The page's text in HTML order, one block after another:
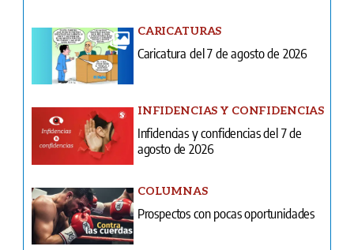
CARICATURAS
Caricatura del 7 de agosto de 2026
INFIDENCIAS Y CONFIDENCIAS
Infidencias y confidencias del 7 de
agosto de 2026
COLUMNAS
Prospectos con pocas oportunidades